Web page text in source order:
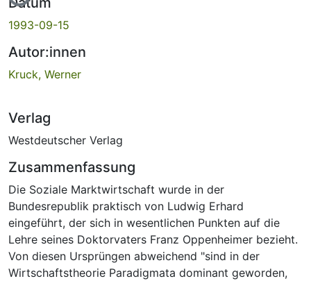
1993-09-15
Autor:innen
Kruck, Werner
Verlag
Westdeutscher Verlag
Zusammenfassung
Die Soziale Marktwirtschaft wurde in der
Bundesrepublik praktisch von Ludwig Erhard
eingeführt, der sich in wesentlichen Punkten auf die
Lehre seines Doktorvaters Franz Oppenheimer bezieht.
Von diesen Ursprüngen abweichend "sind in der
Wirtschaftstheorie Paradigmata dominant geworden,